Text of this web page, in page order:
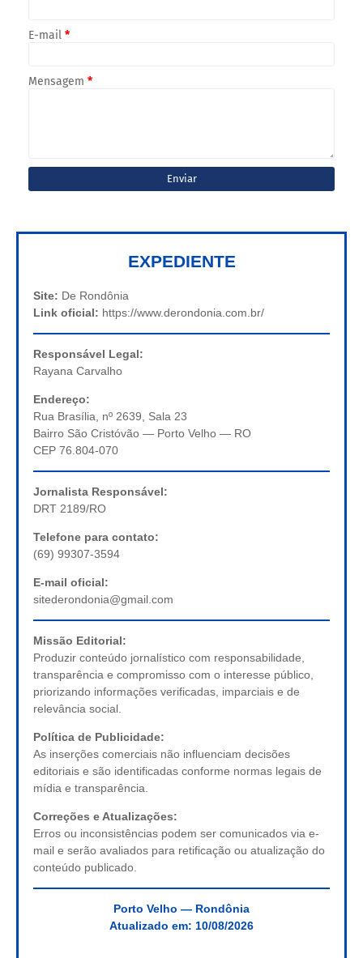
E-mail *
Mensagem *
EXPEDIENTE
Site: De Rondônia
Link oficial: https://www.derondonia.com.br/
Responsável Legal:
Rayana Carvalho
Endereço:
Rua Brasília, nº 2639, Sala 23
Bairro São Cristóvão — Porto Velho — RO
CEP 76.804-070
Jornalista Responsável:
DRT 2189/RO
Telefone para contato:
(69) 99307-3594
E-mail oficial:
sitederondonia@gmail.com
Missão Editorial:
Produzir conteúdo jornalístico com responsabilidade,
transparência e compromisso com o interesse público,
priorizando informações verificadas, imparciais e de
relevância social.
Política de Publicidade:
As inserções comerciais não influenciam decisões
editoriais e são identificadas conforme normas legais de
mídia e transparência.
Correções e Atualizações:
Erros ou inconsistências podem ser comunicados via e-
mail e serão avaliados para retificação ou atualização do
conteúdo publicado.
Porto Velho — Rondônia
Atualizado em: 10/08/2026